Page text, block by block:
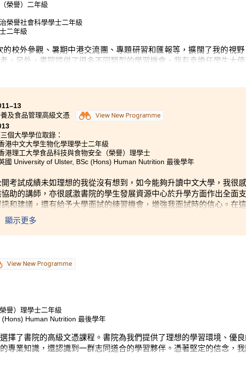
榮譽）二年級
榮譽社會科學學士二年級
二年級
的校外參觀、暑期中港交流團、專題研習和匯報等，擴闊了我的視
。另外，書院提供了很多不同類型的學習機會，我有幸擔任學生大
很多好朋友之餘，也更了解自己的長處短處，捨短取長，加以改善。
及食品管理高級文憑
View New Programme
個大學學位取錄：
港中文大學生物化學理學士二年級
港理工大學食品科技與食物安全（榮譽）理學士
國 University of Ulster, BSc (Hons) Human Nutrition 最後學年
開考試成績未如理想的我從沒有想到，如今能夠升讀中文大學，我很
助的講師，亦很感激書院的學生發展資源中心於升學方面作出全面
訊和建議，還有給予大學面試的練習機會，增強我面試時的信心。在
書本上的知識，還透過課程安排的參觀活動和首爾體驗團豐富了知識
顯示更多
View New Programme
譽）理學士二年級
Human Nutrition 最後學年
擇了書院的高級文憑課程。書院為我們提供了理想的學習環境、優
專業知識，還認識到一群志同道合的學習夥伴。憑著堅定的信念，